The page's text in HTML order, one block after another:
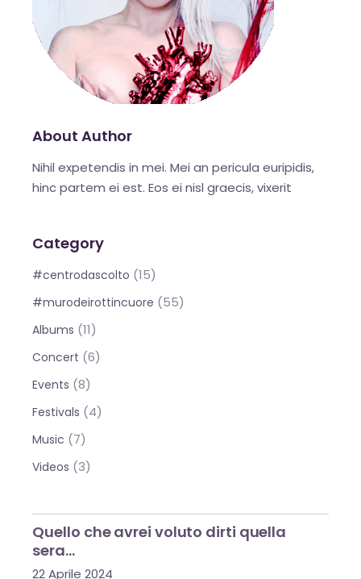
About Author
Nihil expetendis in mei. Mei an pericula euripidis,
hinc partem ei est. Eos ei nisl graecis, vixerit
Category
#centrodascolto (15)
#murodeirottincuore (55)
Albums (11)
Concert (6)
Events (8)
Festivals (4)
Music (7)
Videos (3)
Quello che avrei voluto dirti quella
sera…
22 Aprile 2024